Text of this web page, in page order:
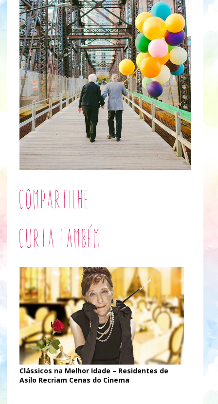
Compartilhe
Curta também
Clássicos na Melhor Idade – Residentes de
Asilo Recriam Cenas do Cinema